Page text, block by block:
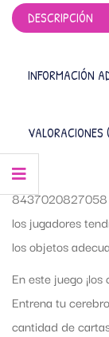
DESCRIPCIÓN
INFORMACIÓN
8437020827058
los jugadores
los objetos
En este juego
Entrena tu
cantidad de